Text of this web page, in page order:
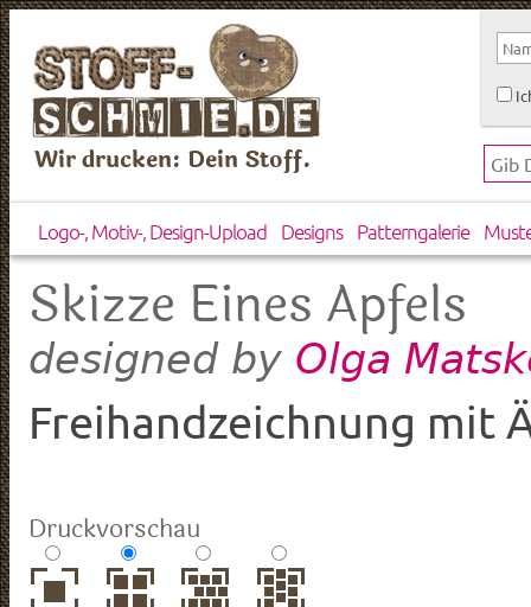
Wir drucken: Dein Stoff.
Logo-, Motiv-, Design-Upload Designs Patterngalerie
Skizze Eines Apfels
designed by Olga
Freihandzeichnung mit
Druckvorschau